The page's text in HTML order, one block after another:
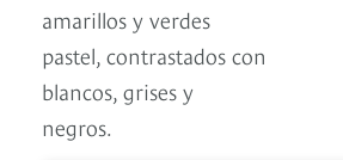
amarillos y verdes
pastel, contrastados con
blancos, grises y
negros.